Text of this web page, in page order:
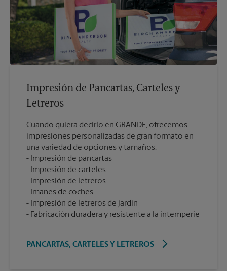
Impresión de Pancartas, Carteles y
Letreros
Cuando quiera decirlo en GRANDE, ofrecemos
impresiones personalizadas de gran formato en
una variedad de opciones y tamaños.
Impresión de pancartas
Impresión de carteles
Impresión de letreros
Imanes de coches
Impresión de letreros de jardín
Fabricación duradera y resistente a la intemperie
PANCARTAS, CARTELES Y LETREROS